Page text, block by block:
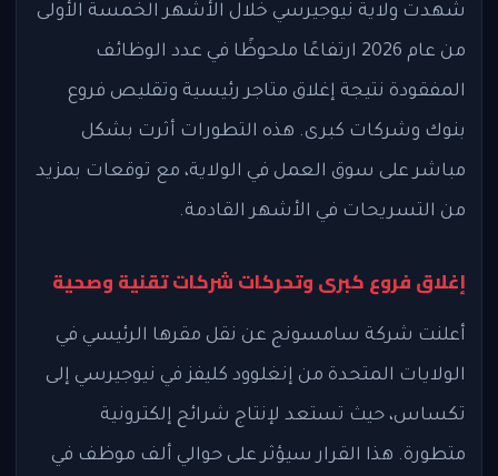
شهدت ولاية نيوجيرسي خلال الأشهر الخمسة الأولى
من عام 2026 ارتفاعًا ملحوظًا في عدد الوظائف
المفقودة نتيجة إغلاق متاجر رئيسية وتقليص فروع
بنوك وشركات كبرى. هذه التطورات أثرت بشكل
مباشر على سوق العمل في الولاية، مع توقعات بمزيد
من التسريحات في الأشهر القادمة.
إغلاق فروع كبرى وتحركات شركات تقنية وصحية
أعلنت شركة سامسونج عن نقل مقرها الرئيسي في
الولايات المتحدة من إنغلوود كليفز في نيوجيرسي إلى
تكساس، حيث تستعد لإنتاج شرائح إلكترونية
متطورة. هذا القرار سيؤثر على حوالي ألف موظف في